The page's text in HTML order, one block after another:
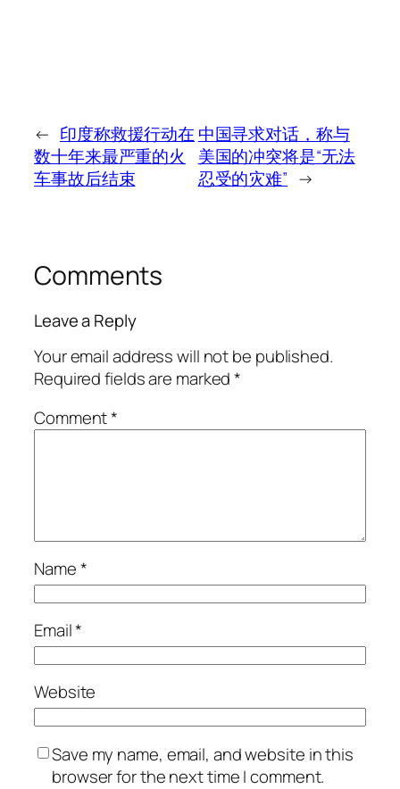
← 印度称救援行动在
数十年来最严重的火
车事故后结束
中国寻求对话，称与
美国的冲突将是“无法
忍受的灾难” →
Comments
Leave a Reply
Your email address will not be published.
Required fields are marked*
Comment*
Name*
Email*
Website
Save my name, email, and website in this
browser for the next time I comment.